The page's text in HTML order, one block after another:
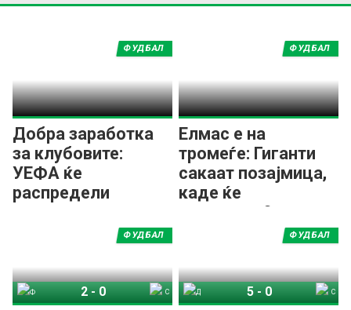
Добра заработка
за клубовите:
УЕФА ќе
распредели
ФУДБАЛ
Елмас e на
тромеѓе: Гиганти
сакаат позајмица,
каде ќе
продолжи?
ФУДБАЛ
ФУДБАЛ
2-0
ФУДБАЛ
5-0